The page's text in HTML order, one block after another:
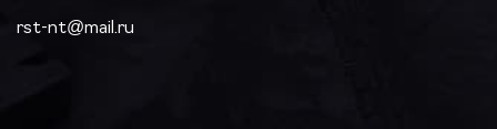
rst-nt@mail.ru